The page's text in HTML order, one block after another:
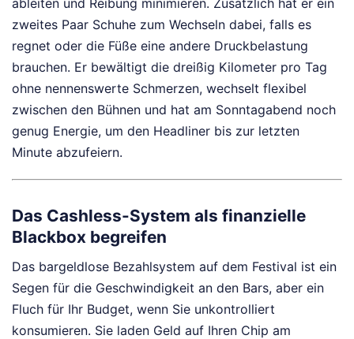
ableiten und Reibung minimieren. Zusätzlich hat er ein
zweites Paar Schuhe zum Wechseln dabei, falls es
regnet oder die Füße eine andere Druckbelastung
brauchen. Er bewältigt die dreißig Kilometer pro Tag
ohne nennenswerte Schmerzen, wechselt flexibel
zwischen den Bühnen und hat am Sonntagabend noch
genug Energie, um den Headliner bis zur letzten
Minute abzufeiern.
Das Cashless-System als finanzielle
Blackbox begreifen
Das bargeldlose Bezahlsystem auf dem Festival ist ein
Segen für die Geschwindigkeit an den Bars, aber ein
Fluch für Ihr Budget, wenn Sie unkontrolliert
konsumieren. Sie laden Geld auf Ihren Chip am